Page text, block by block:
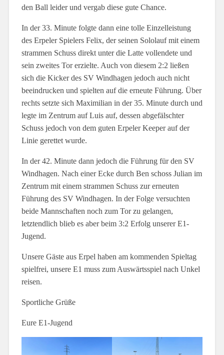
den Ball leider und vergab diese gute Chance.
In der 33. Minute folgte dann eine tolle Einzelleistung
des Erpeler Spielers Felix, der seinen Sololauf mit einem
strammen Schuss direkt unter die Latte vollendete und
sein zweites Tor erzielte. Auch von diesem 2:2 ließen
sich die Kicker des SV Windhagen jedoch auch nicht
beeindrucken und spielten auf die erneute Führung. Über
rechts setzte sich Maximilian in der 35. Minute durch und
legte im Zentrum auf Luis auf, dessen abgefälschter
Schuss jedoch von dem guten Erpeler Keeper auf der
Linie gerettet wurde.
In der 42. Minute dann jedoch die Führung für den SV
Windhagen. Nach einer Ecke durch Ben schoss Julian im
Zentrum mit einem strammen Schuss zur erneuten
Führung des SV Windhagen. In der Folge versuchten
beide Mannschaften noch zum Tor zu gelangen,
letztendlich blieb es aber beim 3:2 Erfolg unserer E1-
Jugend.
Unsere Gäste aus Erpel haben am kommenden Spieltag
spielfrei, unsere E1 muss zum Auswärtsspiel nach Unkel
reisen.
Sportliche Grüße
Eure E1-Jugend